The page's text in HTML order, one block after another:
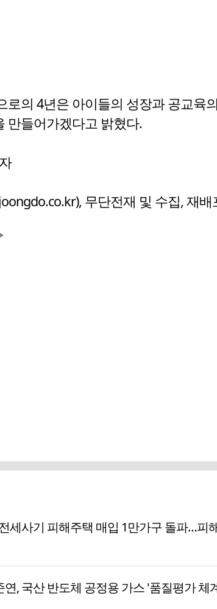
로의 4년은 아이들의 성장과 공교육
만들어가겠다고 밝혔다.
무단전재 및 수집, 재배
세사기 피해주택 매입 1만가구 돌파…피
연, 국산 반도체 공정용 가스 '품질평가 체